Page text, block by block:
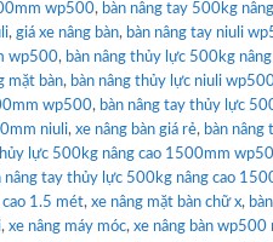
wp500, bàn nâng tay 500kg
, giá xe nâng bàn, bàn nâng tay niuli
wp500, bàn nâng thủy lực 500kg
mặt bàn, bàn nâng thủy lực niuli
wp500, bàn nâng tay thủy lực
niuli, xe nâng bàn giá rẻ, bàn
lực 500kg nâng cao 1500mm
nâng tay thủy lực 500kg nâng cao
1.5 mét, xe nâng mặt bàn chữ x,
, xe nâng máy móc, xe nâng bàn wp500